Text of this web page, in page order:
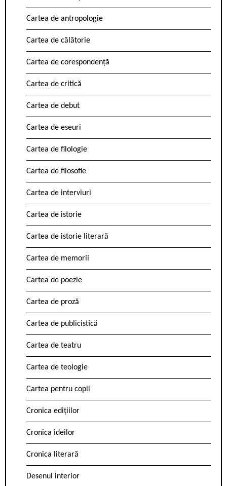
Cartea de antropologie
Cartea de călătorie
Cartea de corespondență
Cartea de critică
Cartea de debut
Cartea de eseuri
Cartea de filologie
Cartea de filosofie
Cartea de interviuri
Cartea de istorie
Cartea de istorie literară
Cartea de memorii
Cartea de poezie
Cartea de proză
Cartea de publicistică
Cartea de teatru
Cartea de teologie
Cartea pentru copii
Cronica edițiilor
Cronica ideilor
Cronica literară
Desenul interior